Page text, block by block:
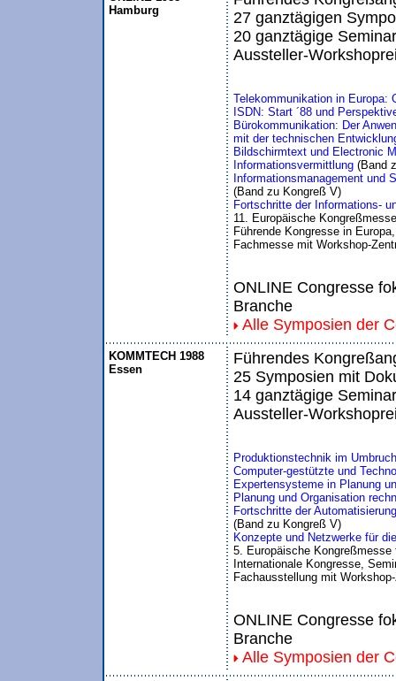
Hamburg
27 ganztägigen
20 ganztägige
Aussteller-
Telekommunikation in Europa:
ISDN: Start ´88 und
Bürokommunikation: Der
mit der technischen
Bildschirmtext und Electronic
Informationsvermittlung (Band
Informationsmanagement und
(Band zu Kongreß V)
Fortschritte der Informations-
11. Europäische
Führende Kongresse in
Fachmesse mit Workshop-
ONLINE Congresse
Branche
Alle Symposien der
KOMMTECH 1988
Essen
Führendes
25 Symposien mit
14 ganztägige
Aussteller-
Produktionstechnik im
Computer-gestützte und
Expertensysteme in Planung
Planung und Organisation
Fortschritte der
(Band zu Kongreß V)
Konzepte und Netzwerke für
5. Europäische
Internationale Kongresse,
Fachausstellung mit
ONLINE Congresse
Branche
Alle Symposien der